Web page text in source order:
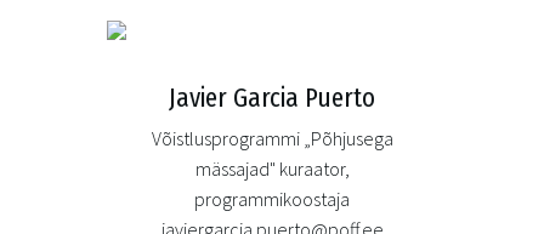
Javier Garcia Puerto
Võistlusprogrammi „Põhjusega
mässajad" kuraator,
programmikoostaja